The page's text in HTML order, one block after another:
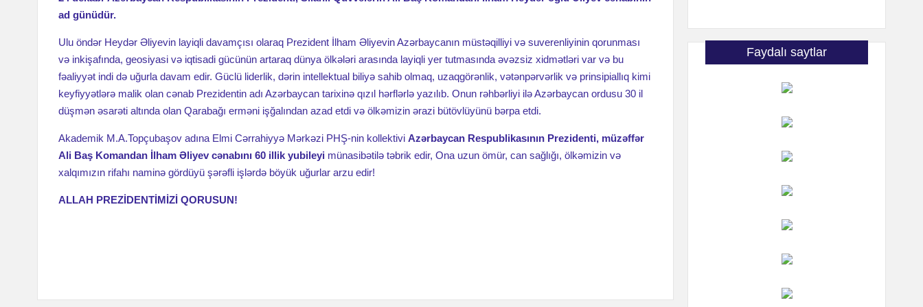
31 Mart — Azərbaycanlıların Soyqırımı Günü yad edildi
Xocali soyqırımı qurbanlarının xatirəsi anılıb
20 Yanvar faciəsi Elmi Cərrahiyyə Mərkəzində anılıb
Patomorfologiya sahəsində elmi-praktik yanaşmalar: klinik təcrübə və müasir təsnifatların rolu
Ümummilli lider Heydər Əliyevin anım günü
Türk Dövlətləri Təşkilatına üzv olan ölkələrin Tibb bacısı və Mamalıq sahələri üzrə I Beynəlxalq elmi-praktik Konfransı
Təbriklər!Asiya Elmlər Akademiyasının yaradılması və Azərbaycan alimlərinin bu elm birliyində təmsili
Elmi Cərrahiyyə Mərkəzində Zəfər günü qeyd edilib
Elmi Cərrahiyyə Mərkəzi və Ankara Universiteti arasında elmi-tibbi əməkdaşlıq memorandumu imzalandı
Akademik M.A.Topçubaşov adına Elmi Cərrahiyyə Mərkəzində 40 nəfər işçi təltif olunmuşdur
27 sentyabr 2025-ci il tarixində Akademik M.A.Topçubaşov adına Elmi Cərrahiyyə Mərkəzində anım mərasimi keçirilib
ad günüdür.
Ulu öndər Heydər Əliyevin layiqli davamçısı olaraq Prezident İlham Əliyevin Azərbaycanın müstəqilliyi və suverenliyinin qorunması
və inkişafında, geosiyasi və iqtisadi gücünün artaraq dünya ölkələri arasında layiqli yer tutmasında əvəzsiz xidmətləri var və bu
fəaliyyət indi də uğurla davam edir. Güclü liderlik, dərin intellektual biliyə sahib olmaq, uzaqgörənlik, vətənpərvərlik və prinsipiallıq kimi
keyfiyyətlərə malik olan cənab Prezidentin adı Azərbaycan tarixinə qızıl hərflərlə yazılıb. Onun rəhbərliyi ilə Azərbaycan ordusu 30 il
düşmən əsarəti altında olan Qarabağı erməni işğalından azad etdi və ölkəmizin ərazi bütövlüyünü bərpa etdi.
Akademik M.A.Topçubaşov adına Elmi Cərrahiyyə Mərkəzi PHŞ-nin kollektivi Azərbaycan Respublikasının Prezidenti, müzəffər
Ali Baş Komandan İlham Əliyev cənabını 60 illik yubileyimünasibətilə təbrik edir, Ona uzun ömür, can sağlığı, ölkəmizin və
xalqımızın rifahı naminə gördüyü şərəfli işlərdə böyük uğurlar arzu edir!
ALLAH PREZİDENTİMİZİ QORUSUN!
Faydalı saytlar